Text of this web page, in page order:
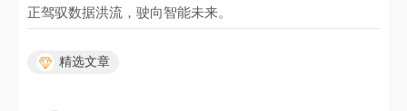
正驾驭数据洪流，驶向智能未来。
精选文章